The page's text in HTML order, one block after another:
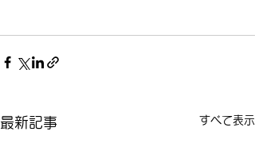
最新記事 すべて表示